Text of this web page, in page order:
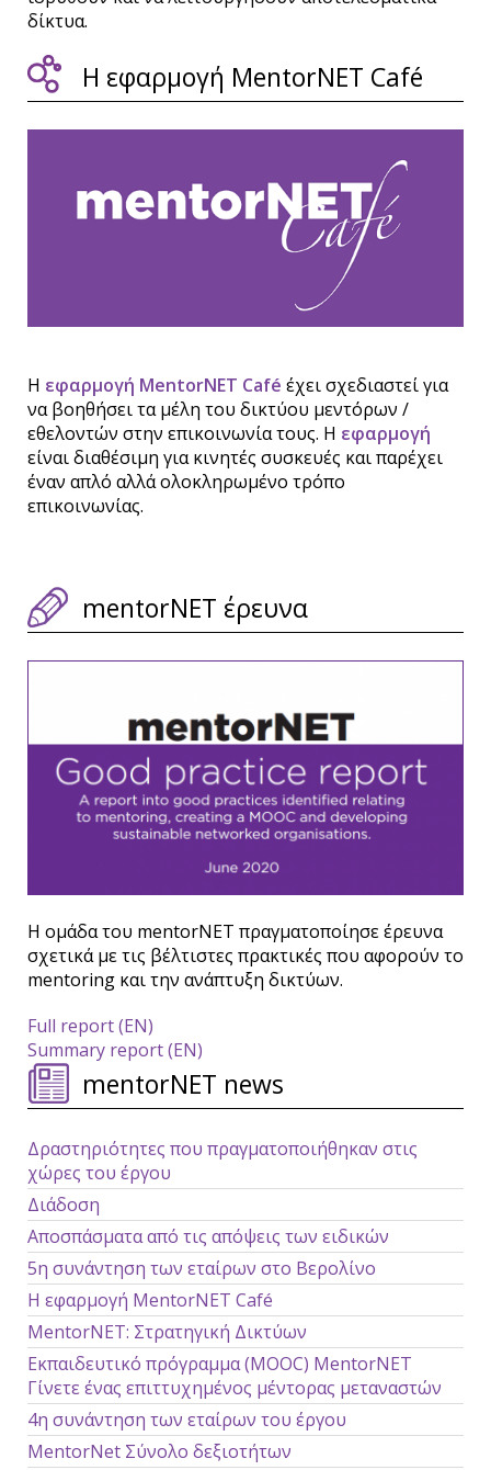
δίκτυα.
Η εφαρμογή MentorNET Café
H εφαρμογή MentorNET Café έχει σχεδιαστεί για
να βοηθήσει τα μέλη του δικτύου μεντόρων /
εθελοντών στην επικοινωνία τους. Η εφαρμογή
είναι διαθέσιμη για κινητές συσκευές και παρέχει
έναν απλό αλλά ολοκληρωμένο τρόπο
επικοινωνίας.
mentorNET έρευνα
Η ομάδα του mentorNET πραγματοποίησε έρευνα
σχετικά με τις βέλτιστες πρακτικές που αφορούν το
mentoring και την ανάπτυξη δικτύων.
Full report (EN)
Summary report (EN)
mentorNET news
Δραστηριότητες που πραγματοποιήθηκαν στις
χώρες του έργου
Διάδοση
Αποσπάσματα από τις απόψεις των ειδικών
5η συνάντηση των εταίρων στο Βερολίνο
Η εφαρμογή MentorNET Café
MentorNET: Στρατηγική Δικτύων
Εκπαιδευτικό πρόγραμμα (MOOC) MentorΝΕΤ
Γίνετε ένας επιττυχημένος μέντορας μεταναστών
4η συνάντηση των εταίρων του έργου
MentorNet Σύνολο δεξιοτήτων